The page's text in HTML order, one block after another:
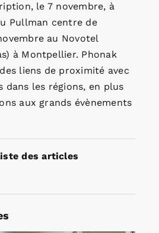
le 7 novembre, à
Pullman centre de
au Novotel
à Montpellier. Phonak
liens de proximité avec
dans les régions, en plus
aux grands évènements
des articles